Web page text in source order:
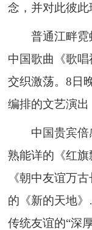
念，并对此彼
普通江畔霓
中国歌曲《歌唱
交织激荡。8日
编排的文艺演出
中国贵宾
熟能详的《红
《朝中友谊万
的《新的天地
传统友谊的“深